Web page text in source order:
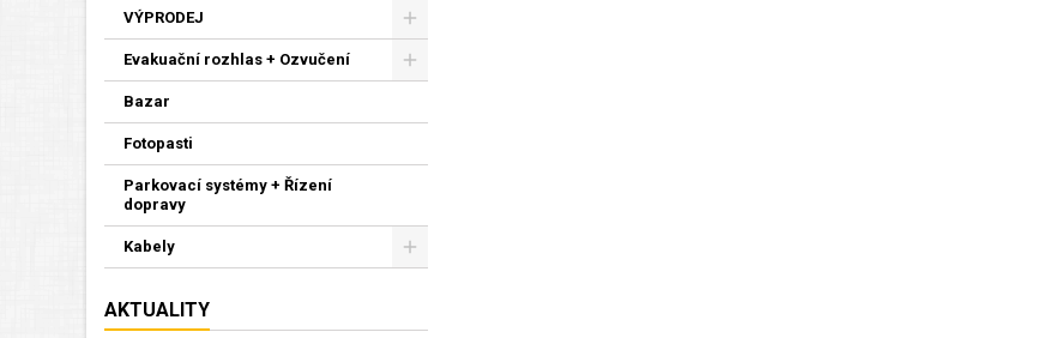
VÝPRODEJ
Evakuační rozhlas + Ozvučení
Bazar
Fotopasti
Parkovací systémy + Řízení
dopravy
Kabely
AKTUALITY